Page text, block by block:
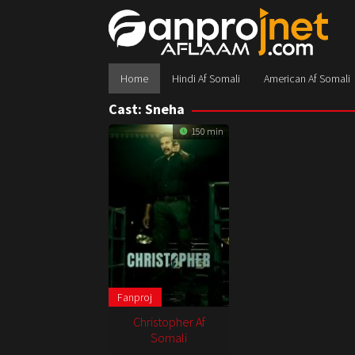
Home Hindi Af Somali American Af Somali
Cast: Sneha
150 min
Fanproj
Christopher Af
Somali